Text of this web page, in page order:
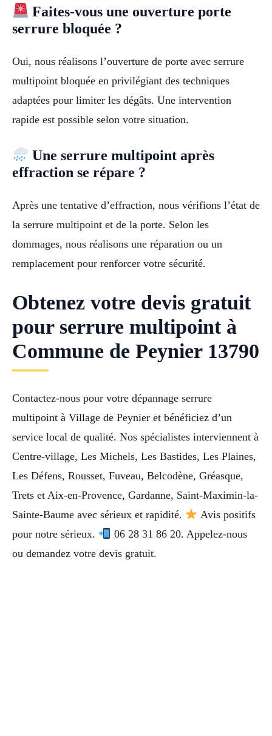
Faites-vous une ouverture porte
serrure bloquée ?
Oui, nous réalisons l’ouverture de porte avec serrure
multipoint bloquée en privilégiant des techniques
adaptées pour limiter les dégâts. Une intervention
rapide est possible selon votre situation.
Une serrure multipoint après
effraction se répare ?
Après une tentative d’effraction, nous vérifions l’état de
la serrure multipoint et de la porte. Selon les
dommages, nous réalisons une réparation ou un
remplacement pour renforcer votre sécurité.
Obtenez votre devis gratuit
pour serrure multipoint à
Commune de Peynier 13790
Contactez-nous pour votre dépannage serrure
multipoint à Village de Peynier et bénéficiez d’un
service local de qualité. Nos spécialistes interviennent à
Centre-village, Les Michels, Les Bastides, Les Plaines,
Les Défens, Rousset, Fuveau, Belcodène, Gréasque,
Trets et Aix-en-Provence, Gardanne, Saint-Maximin-la-
Sainte-Baume avec sérieux et rapidité.
Avis positifs
pour notre sérieux.
06 28 31 86 20. Appelez-nous
ou demandez votre devis gratuit.